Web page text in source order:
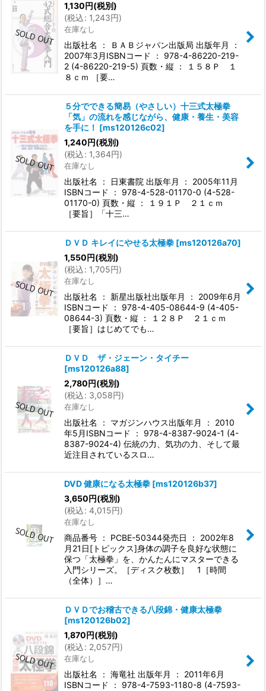
1,130円(税別)
(税込: 1,243円)
在庫なし
出版社名 ： ＢＡＢジャパン出版局 出版年月 ：
2007年3月ISBNコード ： 978-4-86220-219-
2 (4-86220-219-5) 頁数・縦 ： １５８Ｐ １
８ｃｍ ［要…
５分でできる簡易（やさしい）十三式太極拳
「気」の流れを感じながら、健康・養生・美容
を手に！ [ms120126c02]
1,240円(税別)
(税込: 1,364円)
在庫なし
出版社名 ： 日東書院 出版年月 ： 2005年11月
ISBNコード ： 978-4-528-01170-0 (4-528-
01170-0) 頁数・縦 ： １９１Ｐ ２１ｃｍ
［要旨］「十三…
ＤＶＤ キレイにやせる太極拳 [ms120126a70]
1,550円(税別)
(税込: 1,705円)
在庫なし
出版社名 ： 新星出版社出版年月 ： 2009年6月
ISBNコード ： 978-4-405-08644-9 (4-405-
08644-3) 頁数・縦 ： １２８Ｐ ２１ｃｍ
［要旨］はじめてでも…
ＤＶＤ ザ・ジェーン・タイチー
[ms120126a88]
2,780円(税別)
(税込: 3,058円)
在庫なし
出版社名 ： マガジンハウス出版年月 ： 2010
年5月ISBNコード ： 978-4-8387-9024-1 (4-
8387-9024-4) 伝統の力、気功の力、そして最
近注目されているスロ…
DVD 健康になる太極拳 [ms120126b37]
3,650円(税別)
(税込: 4,015円)
在庫なし
商品番号 ： PCBE-50344発売日 ： 2002年8
月21日[トピックス]身体の調子を良好な状態に
保つ「太極拳」を、かんたんにマスターできる
入門シリーズ。［ディスク枚数］ 1［時間
（全体）］…
ＤＶＤでお稽古できる八段錦・健康太極拳
[ms120126b02]
1,870円(税別)
(税込: 2,057円)
在庫なし
出版社名 ： 海竜社 出版年月 ： 2011年6月
ISBNコード ： 978-4-7593-1180-8 (4-7593-